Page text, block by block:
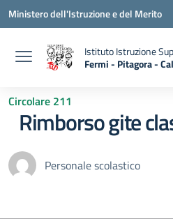
Vai ai contenuti
Vai al menu di navigazione
Vai al footer
Ministero dell'Istruzione e del Merito
Istituto Istruzione
Fermi - Pitagora -
— Visita la pagina
Circolare 211
Rimborso gite
Personale scolastico